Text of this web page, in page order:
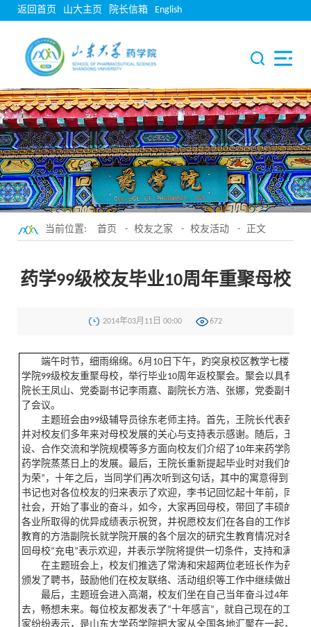
返回首页 山大主页 院长信箱 English
当前位置: 首页 - 校友之家 - 校友活动 - 正文
药学99级校友毕业10周年重聚母校
2014年03月11日 00:00 672
端午时节，细雨绵绵。6月10日下午，趵突泉校区教学七楼
学院99级校友重聚母校，举行毕业10周年返校聚会。聚会以具有特
院长王凤山、党委副书记李雨嘉、副院长方浩、张娜，党委副书记
了会议。
主题班会由99级辅导员徐东老师主持。首先，王院长代表药学
并对校友们多年来对母校发展的关心与支持表示感谢。随后，王院
设、合作交流和学院规模等多方面向校友们介绍了10年来药学院的
药学院蒸蒸日上的发展。最后，王院长重新提起毕业时对我们的寄
为荣”，十年之后，当同学们再次听到这句话，其中的寓意得到了
书记也对各位校友的归来表示了欢迎，李书记回忆起十年前，同学
社会，开始了事业的奋斗，如今，大家再回母校，带回了丰硕的成
各业所取得的优异成绩表示祝贺，并祝愿校友们在各自的工作岗位
教育的方浩副院长就学院开展的各个层次的研究生教育情况对各位
回母校“充电”表示欢迎，并表示学院将提供一切条件，支持和满足
在主题班会上，校友们推选了常涛和宋超两位老班长作为药学
颁发了聘书，鼓励他们在校友联络、活动组织等工作中继续做出更
最后，主题班会进入高潮，校友们坐在自己当年奋斗过4年的
去，畅想未来。每位校友都发表了“十年感言”，就自己现在的工作
家纷纷表示，是山东大学药学院把大家从全国各地汇聚在一起，组